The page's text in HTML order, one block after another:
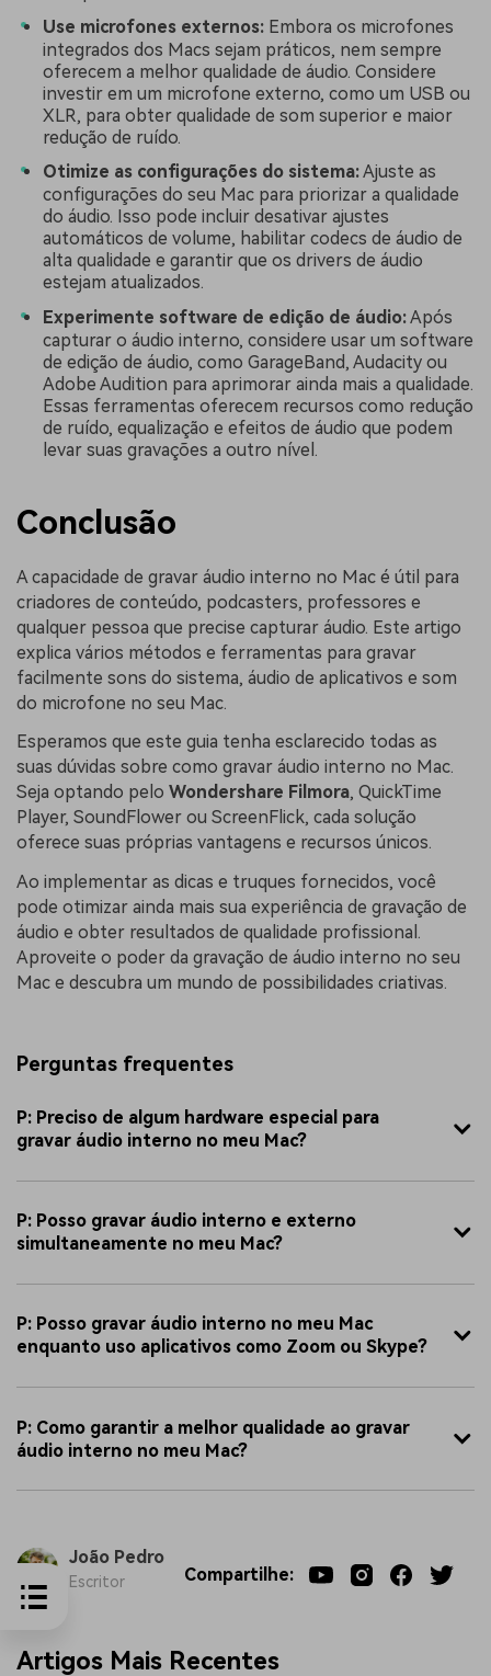
Use microfones externos: Embora os microfones
integrados dos Macs sejam práticos, nem sempre
oferecem a melhor qualidade de áudio. Considere
investir em um microfone externo, como um USB ou
XLR, para obter qualidade de som superior e maior
redução de ruído.
Otimize as configurações do sistema:Ajuste as
configurações do seu Mac para priorizar a qualidade
do áudio. Isso pode incluir desativar ajustes
automáticos de volume, habilitar codecs de áudio de
alta qualidade e garantir que os drivers de áudio
estejam atualizados.
Experimente software de edição de áudio:Após
capturar o áudio interno, considere usar um software
de edição de áudio, como GarageBand, Audacity ou
Adobe Audition para aprimorar ainda mais a qualidade.
Essas ferramentas oferecem recursos como redução
de ruído, equalização e efeitos de áudio que podem
levar suas gravações a outro nível.
Conclusão
A capacidade de gravar áudio interno no Mac é útil para
criadores de conteúdo, podcasters, professores e
qualquer pessoa que precise capturar áudio. Este artigo
explica vários métodos e ferramentas para gravar
facilmente sons do sistema, áudio de aplicativos e som
do microfone no seu Mac.
Esperamos que este guia tenha esclarecido todas as
suas dúvidas sobre como gravar áudio interno no Mac.
Seja optando pelo Wondershare Filmora, QuickTime
Player, SoundFlower ou ScreenFlick, cada solução
oferece suas próprias vantagens e recursos únicos.
Ao implementar as dicas e truques fornecidos, você
pode otimizar ainda mais sua experiência de gravação de
áudio e obter resultados de qualidade profissional.
Aproveite o poder da gravação de áudio interno no seu
Mac e descubra um mundo de possibilidades criativas.
Perguntas frequentes
P: Preciso de algum hardware especial para
gravar áudio interno no meu Mac?
P: Posso gravar áudio interno e externo
simultaneamente no meu Mac?
P: Posso gravar áudio interno no meu Mac
enquanto uso aplicativos como Zoom ou Skype?
P: Como garantir a melhor qualidade ao gravar
áudio interno no meu Mac?
João Pedro
Escritor Compartilhe:
Artigos Mais Recentes